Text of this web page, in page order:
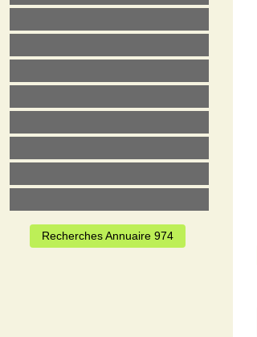
Recherches Annuaire 974